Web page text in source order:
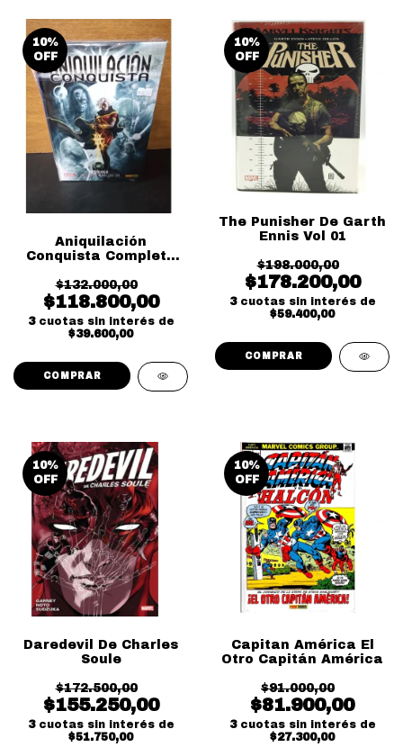
10%
OFF
Aniquilación
Conquista Completo
$132.000,00
$118.800,00
3 cuotas sin interés de
$39.600,00
10%
OFF
The Punisher De Garth
Ennis Vol 01
$198.000,00
$178.200,00
3 cuotas sin interés de
$59.400,00
10%
OFF
Daredevil De Charles
Soule
$172.500,00
$155.250,00
3 cuotas sin interés de
$51.750,00
10%
OFF
Capitan América El
Otro Capitán América
$91.000,00
$81.900,00
3 cuotas sin interés de
$27.300,00